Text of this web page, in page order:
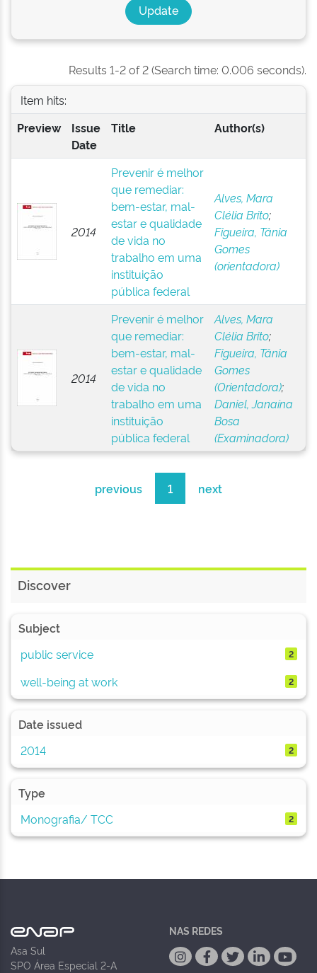
Results 1-2 of 2 (Search time: 0.006 seconds).
Item hits:
Preview
Issue
Date
Title Author(s)
2014
Prevenir é melhor
que remediar:
bem-estar, mal-
estar e qualidade
de vida no
trabalho em uma
instituição
pública federal
Alves, Mara
Clélia Brito;
Figueira, Tânia
Gomes
(orientadora)
2014
Prevenir é melhor
que remediar:
bem-estar, mal-
estar e qualidade
de vida no
trabalho em uma
instituição
pública federal
Alves, Mara
Clélia Brito;
Figueira, Tânia
Gomes
(Orientadora);
Daniel, Janaína
Bosa
(Examinadora)
previous 1 next
Discover
Subject
public service
2
well-being at work 2
Date issued
2014
2
Type
Monografia/ TCC
2
Asa Sul
SPO Área Especial 2-A
NAS REDES